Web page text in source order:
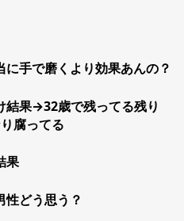
手で磨くより効果あんの？
結果→32歳で残ってる残り
腐ってる
果
性どう思う？